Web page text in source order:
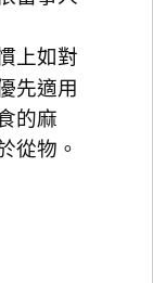
上如對
先適用
的麻
從物。